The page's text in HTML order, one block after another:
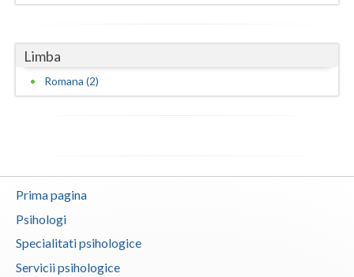
Limba
Romana (2)
Prima pagina
Psihologi
Specialitati psihologice
Servicii psihologice